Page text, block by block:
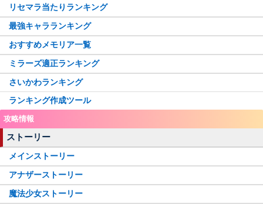
リセマラ当たりランキング
最強キャラランキング
おすすめメモリア一覧
ミラーズ適正ランキング
さいかわランキング
ランキング作成ツール
攻略情報
ストーリー
メインストーリー
アナザーストーリー
魔法少女ストーリー